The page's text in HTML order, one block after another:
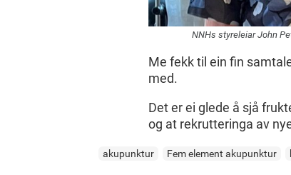
NNHs styreleiar John
Me fekk til ein fin
med.
Det er ei glede å sjå
og at rekrutteringa av
akupunktur Fem element akupunktur